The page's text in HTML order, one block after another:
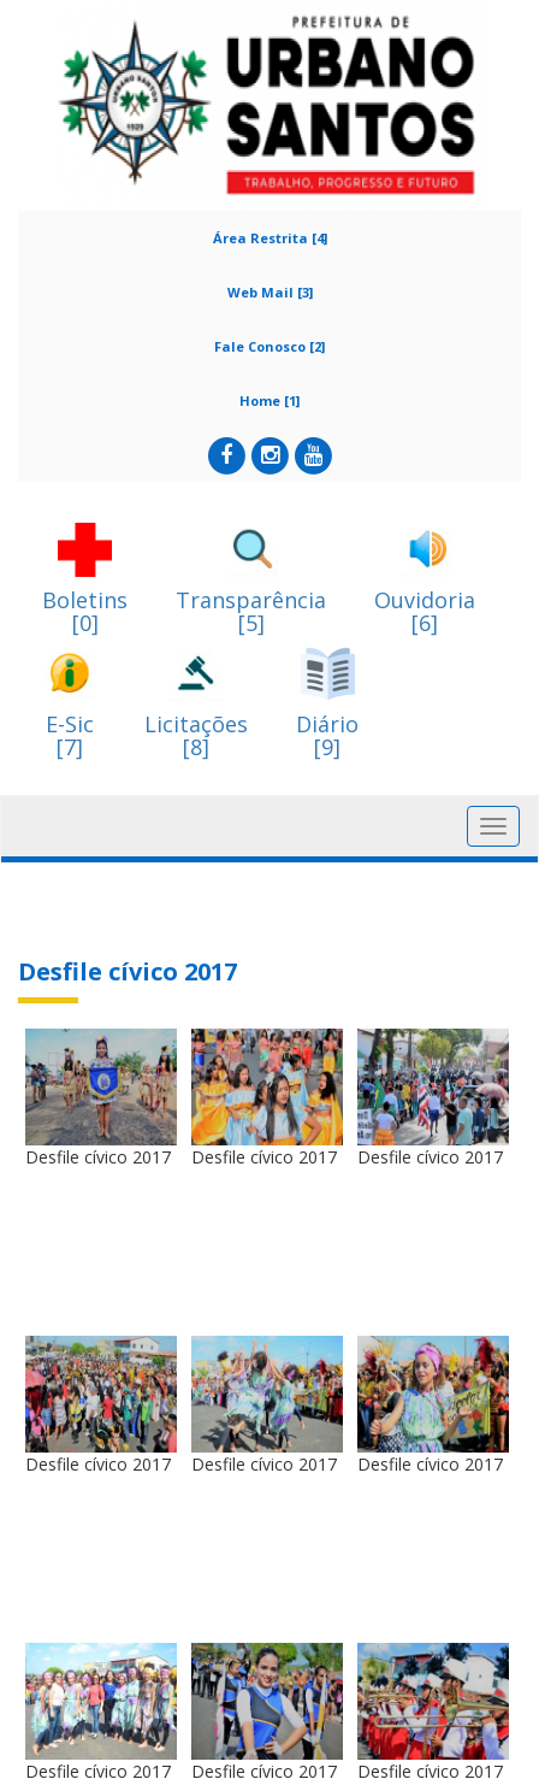
Área Restrita [4]
Web Mail [3]
Fale Conosco [2]
Home [1]
Boletins
[0]
Transparência
[5]
Ouvidoria
[6]
E-Sic
[7]
Licitações
[8]
Diário
[9]
Desfile cívico 2017
Desfile cívico 2017 Desfile cívico 2017 Desfile cívico 2017
Desfile cívico 2017 Desfile cívico 2017 Desfile cívico 2017
Desfile cívico 2017 Desfile cívico 2017 Desfile cívico 2017